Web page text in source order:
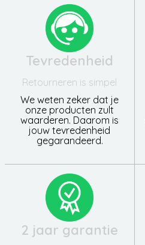
Tevredenheid
Retourneren is simpel
We weten zeker dat je
onze producten zult
waarderen. Daarom is
jouw tevredenheid
gegarandeerd.
2 jaar garantie